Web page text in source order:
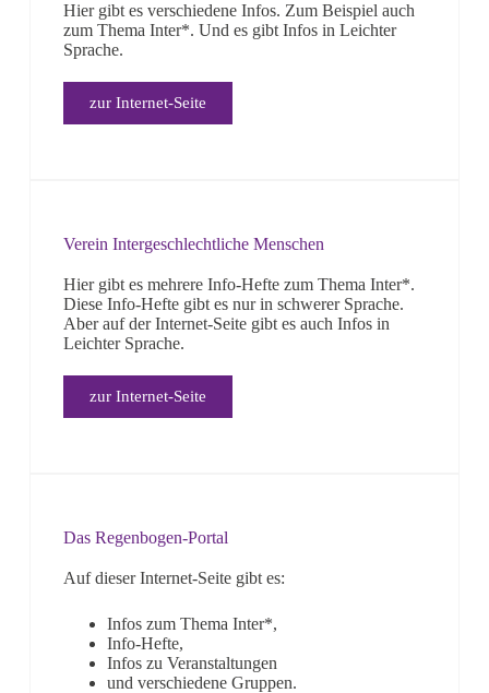
Hier gibt es verschiedene Infos. Zum Beispiel auch
zum Thema Inter*. Und es gibt Infos in Leichter
Sprache.
zur Internet-Seite
Verein Intergeschlechtliche Menschen
Hier gibt es mehrere Info-Hefte zum Thema Inter*.
Diese Info-Hefte gibt es nur in schwerer Sprache.
Aber auf der Internet-Seite gibt es auch Infos in
Leichter Sprache.
zur Internet-Seite
Das Regenbogen-Portal
Auf dieser Internet-Seite gibt es:
Infos zum Thema Inter*,
Info-Hefte,
Infos zu Veranstaltungen
und verschiedene Gruppen.